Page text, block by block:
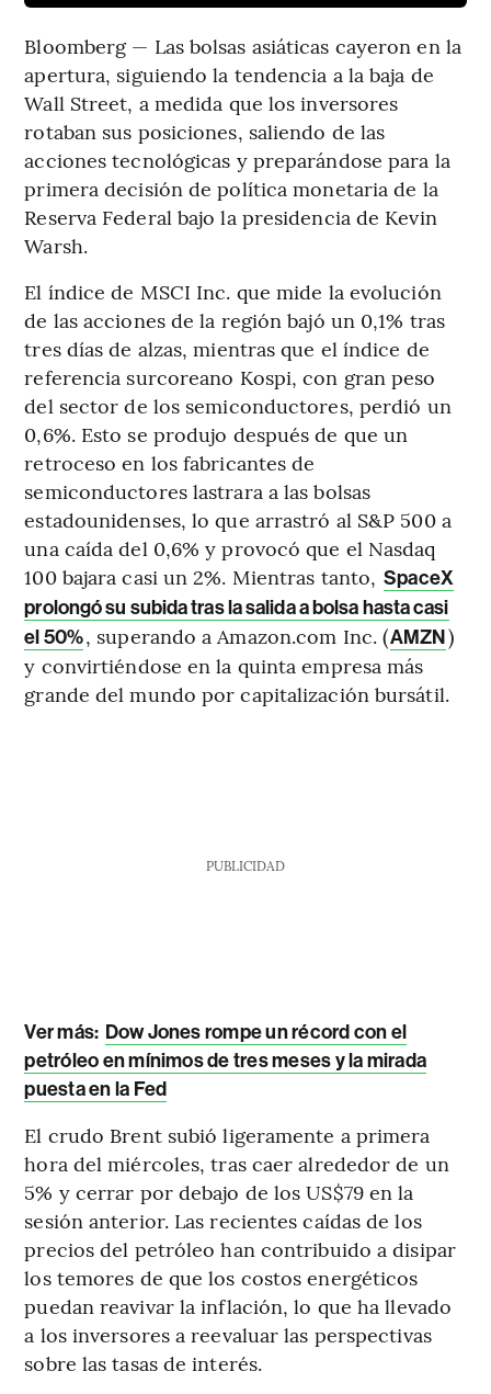
Bloomberg — Las bolsas asiáticas cayeron en la
apertura, siguiendo la tendencia a la baja de
Wall Street, a medida que los inversores
rotaban sus posiciones, saliendo de las
acciones tecnológicas y preparándose para la
primera decisión de política monetaria de la
Reserva Federal bajo la presidencia de Kevin
Warsh.
El índice de MSCI Inc. que mide la evolución
de las acciones de la región bajó un 0,1% tras
tres días de alzas, mientras que el índice de
referencia surcoreano Kospi, con gran peso
del sector de los semiconductores, perdió un
0,6%. Esto se produjo después de que un
retroceso en los fabricantes de
semiconductores lastrara a las bolsas
estadounidenses, lo que arrastró al S&P 500 a
una caída del 0,6% y provocó que el Nasdaq
100 bajara casi un 2%. Mientras tanto, SpaceX
prolongó su subida tras la salida a bolsa hasta casi
el 50%, superando a Amazon.com Inc. (AMZN)
y convirtiéndose en la quinta empresa más
grande del mundo por capitalización bursátil.
PUBLICIDAD
Ver más: Dow Jones rompe un récord con el
petróleo en mínimos de tres meses y la mirada
puesta en la Fed
El crudo Brent subió ligeramente a primera
hora del miércoles, tras caer alrededor de un
5% y cerrar por debajo de los US$79 en la
sesión anterior. Las recientes caídas de los
precios del petróleo han contribuido a disipar
los temores de que los costos energéticos
puedan reavivar la inflación, lo que ha llevado
a los inversores a reevaluar las perspectivas
sobre las tasas de interés.